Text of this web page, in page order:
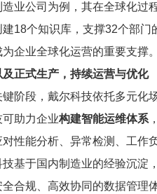
造业公司为例，其在全球化过
18个知识库，支撑32个部
企业全球化运营的重要支撑
正式生产，持续运营与优化
阶段，戴尔科技依托多元化
助力企业构建智能运维体系
性能分析、异常检测、工作
基于国内制造业的经验沉淀
合规、高效协同的数据管理